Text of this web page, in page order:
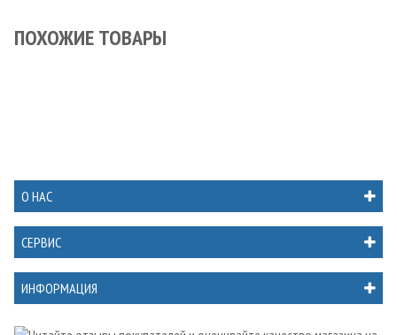
ПОХОЖИЕ ТОВАРЫ
О НАС
СЕРВИС
ИНФОРМАЦИЯ